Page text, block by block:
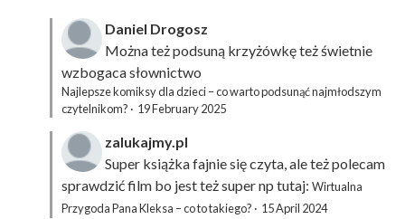
Daniel Drogosz
Można też podsuną krzyżówkęteż świetnie
wzbogaca słownictwo
Najlepsze komiksy dla dzieci – co warto podsunąć najmłodszym
czytelnikom? · 19 February 2025
zalukajmy.pl
Super książka fajnie się czyta, ale też polecam
sprawdzić film bo jest też super np tutaj: Wirtualna
Przygoda Pana Kleksa – co to takiego? · 15 April 2024